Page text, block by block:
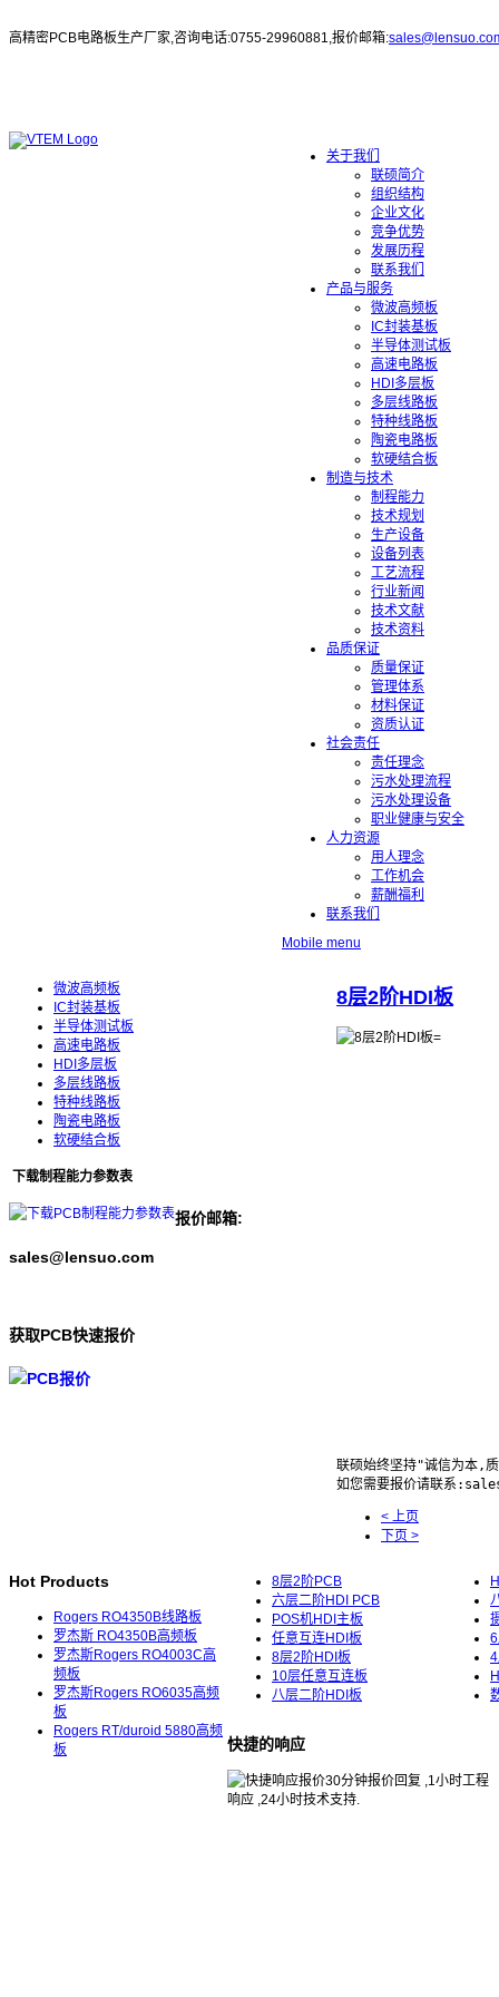
高精密PCB电路板生产厂家,咨询电话:0755-29960881,报价邮箱:
关于我们
联硕简介
组织结构
企业文化
竞争优势
发展历程
联系我们
产品与服务
微波高频板
IC封装基板
半导体测试板
高速电路板
HDI多层板
多层线路板
特种线路板
陶瓷电路板
软硬结合板
制造与技术
制程能力
技术规划
生产设备
设备列表
工艺流程
行业新闻
技术文献
技术资料
品质保证
质量保证
管理体系
材料保证
资质认证
社会责任
责任理念
污水处理流程
污水处理设备
职业健康与安全
人力资源
用人理念
工作机会
薪酬福利
联系我们
Mobile menu
微波高频板
IC封装基板
半导体测试板
高速电路板
HDI多层板
多层线路板
特种线路板
陶瓷电路板
软硬结合板
下载制程能力参数表
报价邮箱:
sales@lensuo.com
获取PCB快速报价
8层2阶HDI板
联硕始终坚持"诚信为本,
如您需要报价请联系
< 上页
下页 >
Hot Products
Rogers RO4350B线路板
罗杰斯 RO4350B高频板
罗杰斯Rogers RO4003C高
频板
罗杰斯Rogers RO6035高频
板
Rogers RT/duroid 5880高频
板
8层2阶PCB
六层二阶HDI PCB
POS机HDI主板
任意互连HDI板
8层2阶HDI板
10层任意互连板
八层二阶HDI板
快捷的响应
30分钟报价回复 ,1小时工程
响应 ,24小时技术支持.